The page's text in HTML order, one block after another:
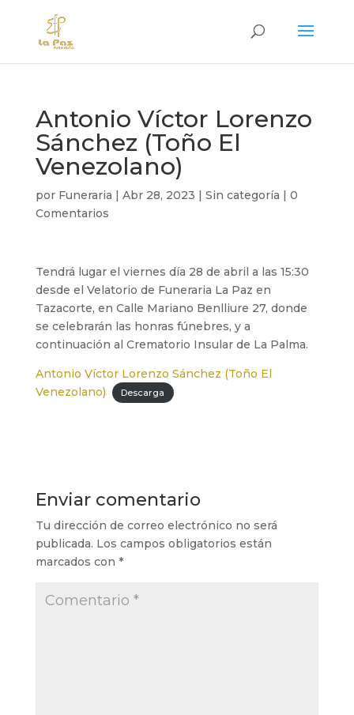
Antonio Víctor Lorenzo
Sánchez (Toño El
Venezolano)
por Funeraria | Abr 28, 2023 | Sin categoría | 0
Comentarios
Tendrá lugar el viernes día 28 de abril a las 15:30
desde el Velatorio de Funeraria La Paz en
Tazacorte, en Calle Mariano Benlliure 27, donde
se celebrarán las honras fúnebres, y a
continuación al Crematorio Insular de La Palma.
Antonio Víctor Lorenzo Sánchez (Toño El
Venezolano)
Descarga
Enviar comentario
Tu dirección de correo electrónico no será
publicada. Los campos obligatorios están
marcados con *